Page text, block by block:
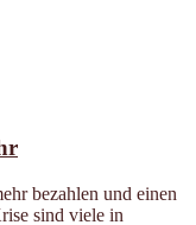
bezahlen und einen
sind viele in